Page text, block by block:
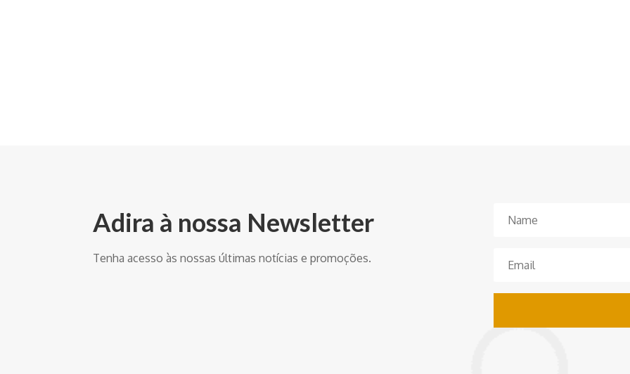
Adira à nossa Newsletter
Tenha acesso às nossas últimas notícias e promoções.